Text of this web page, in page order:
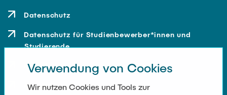
Datenschutz
Datenschutz für Studienbewerber*innen und
Studierende
Kontakt
Anfahrt
Verwendung von Cookies
Wir nutzen Cookies und Tools zur